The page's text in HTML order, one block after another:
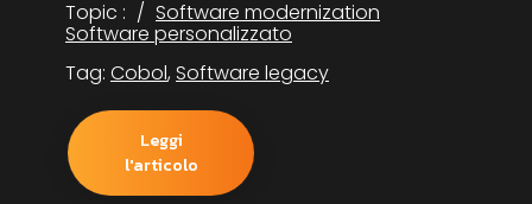
Topic : Software modernization
Software personalizzato
Tag: Cobol, Software legacy
Leggi
l'articolo